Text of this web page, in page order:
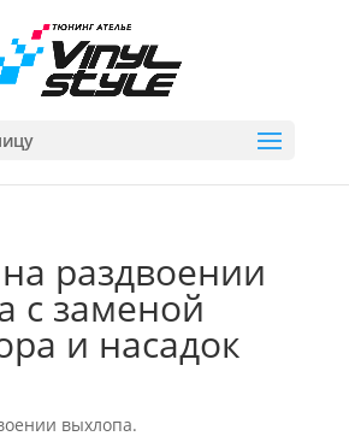
раздвоении
c заменой
и насадок
выхлопа.